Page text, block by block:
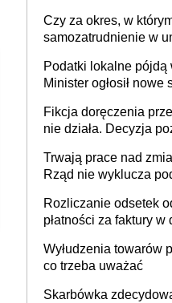
budynków i lokali
prowadzeniem
Czy za okres, w
samozatrudnienie w
umowy
racjonalnym wyjściem
Podatki lokalne pójdą
Minister ogłosił nowe
Fikcja doręczenia
nie działa. Decyzja
Trwają prace nad
Rząd nie wyklucza
Rozliczanie odsetek
płatności za faktury w
Wyłudzenia towarów
co trzeba uważać
Skarbówka